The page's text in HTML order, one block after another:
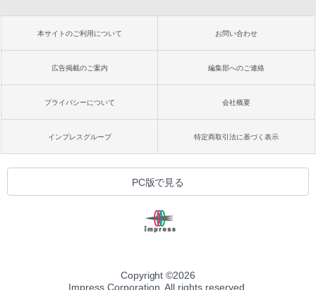
本サイトのご利用について お問い合わせ
広告掲載のご案内 編集部へのご連絡
プライバシーについて 会社概要
インプレスグループ 特定商取引法に基づく表示
PC版で見る
Copyright ©2026
Impress Corporation. All rights reserved.